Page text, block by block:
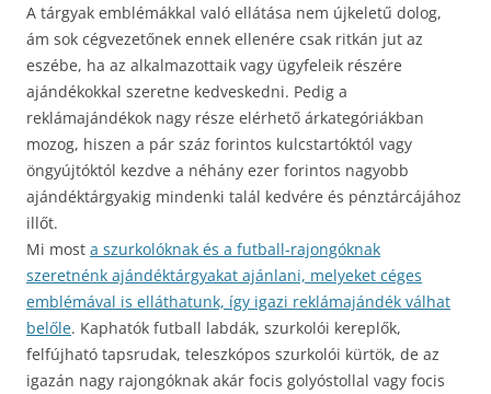
A tárgyak emblémákkal való ellátása nem újkeletű dolog,
ám sok cégvezetőnek ennek ellenére csak ritkán jut az
eszébe, ha az alkalmazottaik vagy ügyfeleik részére
ajándékokkal szeretne kedveskedni. Pedig a
reklámajándékok nagy része elérhető árkategóriákban
mozog, hiszen a pár száz forintos kulcstartóktól vagy
öngyújtóktól kezdve a néhány ezer forintos nagyobb
ajándéktárgyakig mindenki talál kedvére és pénztárcájához
illőt.
Mi most a szurkolóknak és a futball-rajongóknak
szeretnénk ajándéktárgyakat ajánlani, melyeket céges
emblémával is elláthatunk, így igazi reklámajándék válhat
belőle. Kaphatók futball labdák, szurkolói kereplők,
felfújható tapsrudak, teleszkópos szurkolói kürtök, de az
igazán nagy rajongóknak akár focis golyóstollal vagy focis